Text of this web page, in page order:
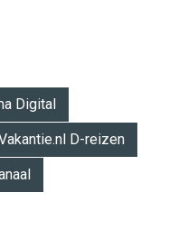
Digital
D-reizen